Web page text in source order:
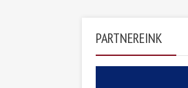
PARTNEREINK